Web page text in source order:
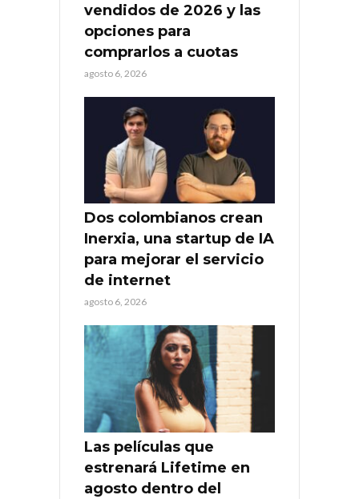
vendidos de 2026 y las
opciones para
comprarlos a cuotas
agosto 6, 2026
Dos colombianos crean
Inerxia, una startup de IA
para mejorar el servicio
de internet
agosto 6, 2026
Las películas que
estrenará Lifetime en
agosto dentro del